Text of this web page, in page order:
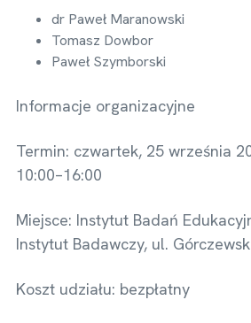
dr Paweł Maranowski
Tomasz Dowbor
Paweł Szymborski
Informacje organizacyjne
Termin: czwartek, 25 września
10:00–16:00
Miejsce: Instytut Badań
Instytut Badawczy, ul.
Koszt udziału: bezpłatny